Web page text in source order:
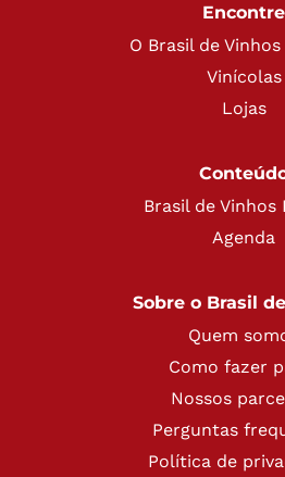
Encontre
O Brasil de
Vinícolas
Lojas
Brasil de Vinhos
Agenda
Sobre o Brasil
Quem
Como fazer
Nossos
Perguntas
Política de